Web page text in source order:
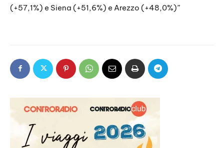
(+57,1%) e Siena (+51,6%) e Arezzo (+48,0%)”